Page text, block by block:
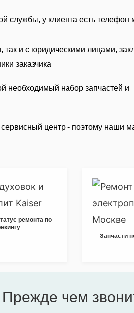
службы, у клиента есть телефон
и с юридическими лицами,
заказчика
необходимый набор запчастей и
центр - поэтому наши
ремонта по
Запчасти
Прежде чем